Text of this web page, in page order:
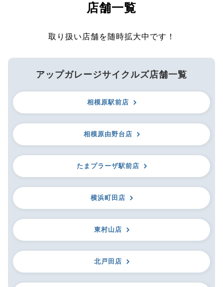
店舗一覧
取り扱い店舗を随時拡大中です！
アップガレージサイクルズ店舗一覧
相模原駅前店
相模原由野台店
たまプラーザ駅前店
横浜町田店
東村山店
北戸田店